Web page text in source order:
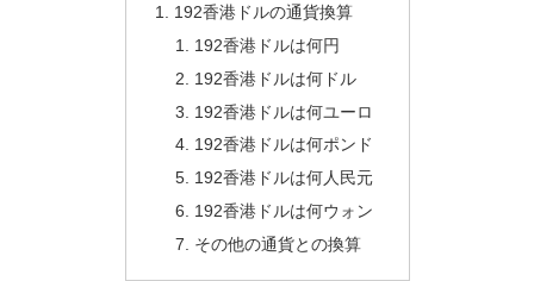
192香港ドルの通貨換算
192香港ドルは何円
192香港ドルは何ドル
192香港ドルは何ユーロ
192香港ドルは何ポンド
192香港ドルは何人民元
192香港ドルは何ウォン
その他の通貨との換算